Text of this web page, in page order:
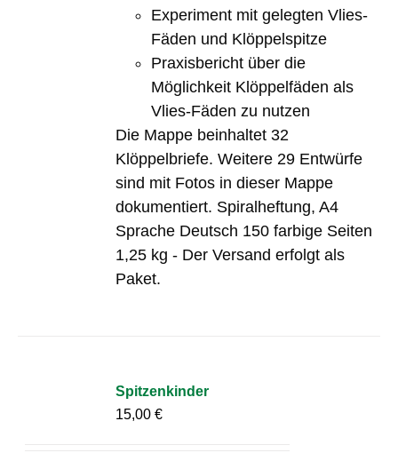
Experiment mit gelegten Vlies-
Fäden und Klöppelspitze
Praxisbericht über die
Möglichkeit Klöppelfäden als
Vlies-Fäden zu nutzen
Die Mappe beinhaltet 32
Klöppelbriefe. Weitere 29 Entwürfe
sind mit Fotos in dieser Mappe
dokumentiert. Spiralheftung, A4
Sprache Deutsch 150 farbige Seiten
1,25 kg - Der Versand erfolgt als
Paket.
Spitzenkinder
15,00€